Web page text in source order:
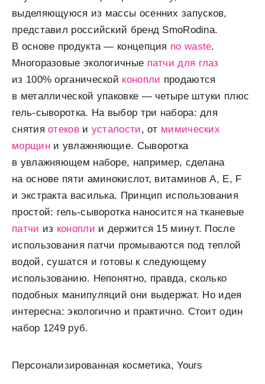
выделяющуюся из массы осенних запусков,
представил российский бренд SmoRodina.
В основе продукта — концепция no waste.
Многоразовые экологичные патчи для глаз
из 100% органической конопли продаются
в металлической упаковке — четыре штуки плюс
гель-сыворотка. На выбор три набора: для
снятияотекови усталости, от мимических
морщини увлажняющие. Сыворотка
в увлажняющем наборе, например, сделана
на основе пяти аминокислот, витаминов А, Е, F
и экстракта василька. Принцип использования
простой: гель-сыворотка наносится на тканевые
патчи из конопли и держится 15 минут. После
использования патчи промываются под теплой
водой, сушатся и готовы к следующему
использованию. Непонятно, правда, сколько
подобных манипуляций они выдержат. Но идея
интересна: экологично и практично. Стоит один
набор 1249 руб.
Персонализированная косметика, Yours